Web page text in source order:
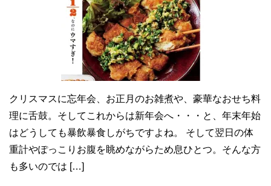
クリスマスに忘年会、お正月のお雑煮や、豪華なおせち料
理に舌鼓。そしてこれからは新年会へ・・・と、年末年始
はどうしても暴飲暴食しがちですよね。 そして翌日の体
重計やぽっこりお腹を眺めながらため息ひとつ。そんな方
も多いのでは […]